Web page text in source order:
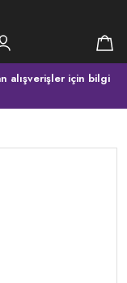
alışverişler için bilgi